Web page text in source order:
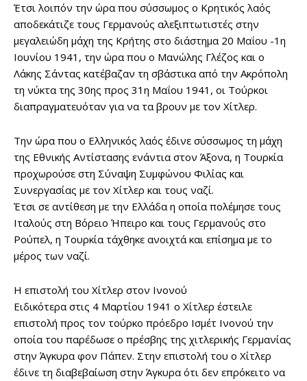
Έτσι λοιπόν την ώρα που σύσσωμος ο Κρητικός λαός
αποδεκάτιζε τους Γερμανούς αλεξιπτωτιστές στην
μεγαλειώδη μάχη της Κρήτης στο διάστημα 20 Μαΐου -1η
Ιουνίου 1941, την ώρα που ο Μανώλης Γλέζος και ο
Λάκης Σάντας κατέβαζαν τη σβάστικα από την Ακρόπολη
τη νύκτα της 30ης προς 31η Μαΐου 1941, οι Τούρκοι
διαπραγματευόταν για να τα βρουν με τον Χίτλερ.
Την ώρα που ο Ελληνικός λαός έδινε σύσσωμος τη μάχη
της Εθνικής Αντίστασης ενάντια στον Άξονα, η Τουρκία
προχωρούσε στη Σύναψη Συμφώνου Φιλίας και
Συνεργασίας με τον Χίτλερ και τους ναζί.
Έτσι σε αντίθεση με την Ελλάδα η οποία πολέμησε τους
Ιταλούς στη Βόρειο Ήπειρο και τους Γερμανούς στο
Ρούπελ, η Τουρκία τάχθηκε ανοιχτά και επίσημα με το
μέρος των ναζί.
Η επιστολή του Χίτλερ στον Ινονού
Ειδικότερα στις 4 Μαρτίου 1941 ο Χίτλερ έστειλε
επιστολή προς τον τούρκο πρόεδρο Ισμέτ Ινονού την
οποία του παρέδωσε ο πρέσβης της χιτλερικής Γερμανίας
στην Άγκυρα φον Πάπεν. Στην επιστολή του ο Χίτλερ
έδινε τη διαβεβαίωση στην Άγκυρα ότι δεν επρόκειτο να